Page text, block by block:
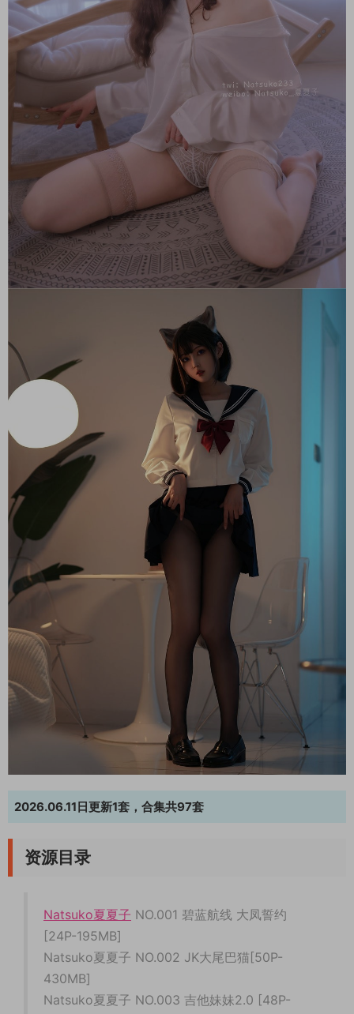
2026.06.11日更新1套，合集共97套
资源目录
Natsuko夏夏子 NO.001 碧蓝航线 大凤誓约
[24P-195MB]
Natsuko夏夏子 NO.002 JK大尾巴猫[50P-
430MB]
Natsuko夏夏子 NO.003 吉他妹妹2.0 [48P-